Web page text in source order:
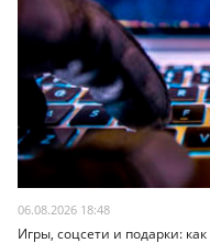
06.08.2026 18:48
Игры, соцсети и подарки: